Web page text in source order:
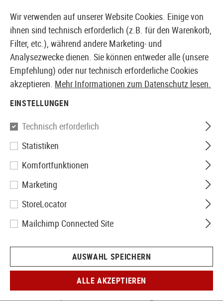
EUROPÄISCHER AIRSOFT SHOP & GROßHÄNDLER
G&G
G2H E.T.U. and Mosfet
Wir verwenden auf unserer Website Cookies. Einige von
ihnen sind technisch erforderlich (z.B. für den Warenkorb,
Filter, etc.), während andere Marketing- und
Analysezwecke dienen. Sie können entweder alle (unsere
Empfehlung) oder nur technisch erforderliche Cookies
akzeptieren. Mehr Informationen zum Datenschutz lesen.
EINSTELLUNGEN
Technisch erforderlich
Statistiken
Komfortfunktionen
Marketing
StoreLocator
Mailchimp Connected Site
AUSWAHL SPEICHERN
ALLE AKZEPTIEREN